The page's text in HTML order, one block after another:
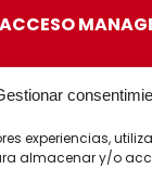
experiencias,
almacenar y/o
ACCESO